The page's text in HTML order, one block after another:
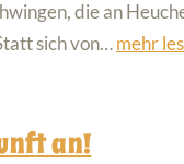
die an
sich von…mehr
an!